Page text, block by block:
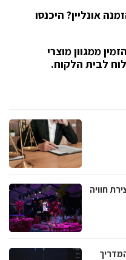
אונליין? היכנסו
ממגוון מוצרי
לבית הלקוח.
חוויה